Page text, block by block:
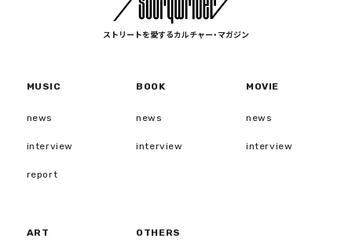
ストリートを愛するカルチャー・マガジン
MUSIC
news
interview
report
BOOK
news
interview
MOVIE
news
interview
ART OTHERS